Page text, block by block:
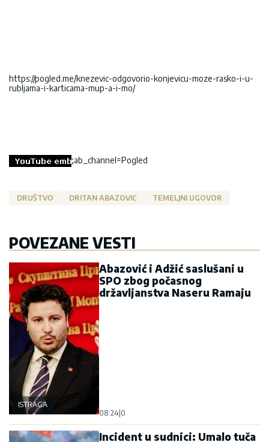
https://pogled.me/knezevic-odgovorio-konjevicu-moze-rasko-i-u-
rubljama-i-karticama-mup-a-i-mo/
;ab_channel=Pogled
DRUŠTVO DRITAN ABAZOVIC TEMELJNI UGOVOR
POVEZANE VESTI
ISTRAGA
Abazović i Adžić saslušani u
SPO zbog počasnog
državljanstva Naseru Ramaju
08:24|0
Incident u sudnici: Umalo tuča